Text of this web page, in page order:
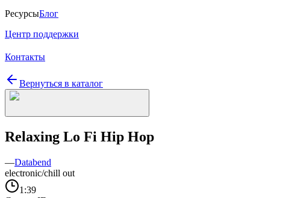
РесурсыБлог
Центр поддержки
Контакты
Вернуться в каталог
Relaxing Lo Fi Hip Hop
—Databend
electronic/chill out
1:39